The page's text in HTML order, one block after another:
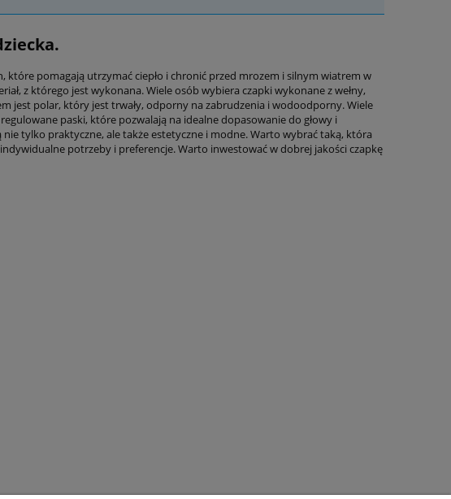
które pomagają utrzymać ciepło i chronić przed mrozem i silnym wiatrem w
z którego jest wykonana. Wiele osób wybiera czapki wykonane z wełny,
jest polar, który jest trwały, odporny na zabrudzenia i wodoodporny. Wiele
paski, które pozwalają na idealne dopasowanie do głowy i
tylko praktyczne, ale także estetyczne i modne. Warto wybrać taką, która
potrzeby i preferencje. Warto inwestować w dobrej jakości czapkę